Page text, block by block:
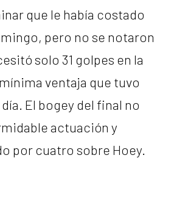
que le había costado
pero no se notaron
solo 31 golpes en la
ventaja que tuvo
El bogey del final no
actuación y
por cuatro sobre Hoey.